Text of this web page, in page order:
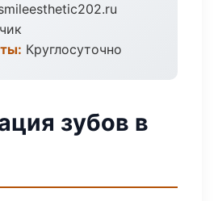
Круглосуточно
зубов в